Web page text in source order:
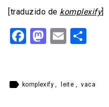
[traduzido de komplexify]
Facebook
Mastodon
Email
label komplexify, leite , vaca